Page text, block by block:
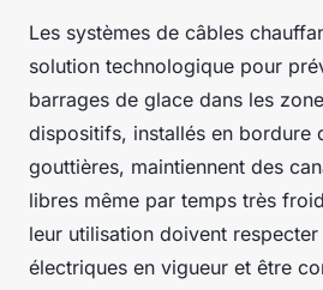
Les systèmes de câbles
solution technologique pour
barrages de glace dans les
dispositifs, installés en bordure
gouttières, maintiennent des
libres même par temps très
leur utilisation doivent
électriques en vigueur et être